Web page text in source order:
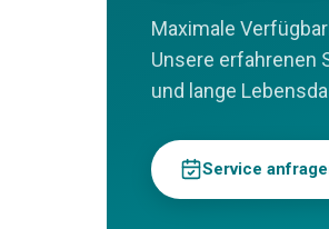
Maximale
Unsere erfahrenen
und lange
Service